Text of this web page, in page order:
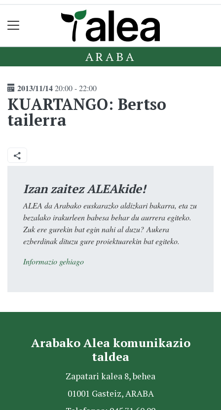
ARABA
2013/11/1420:00 - 22:00
KUARTANGO: Bertso
tailerra
Izan zaitez ALEAkide!
ALEA da Arabako euskarazko aldizkari bakarra, eta zu
bezalako irakurleen babesa behar du aurrera egiteko.
Zuk ere gurekin bat egin nahi al duzu? Aukera
ezberdinak dituzu gure proiektuarekin bat egiteko.
Informazio gehiago
Arabako Alea komunikazio
taldea
Zapatari kalea 8, behea
01001 Gasteiz, ARABA